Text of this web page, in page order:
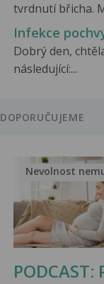
tvrdnutí břicha.
Infekce
Dobrý den,
následující:...
DOPORUČUJEME
PODCAST: